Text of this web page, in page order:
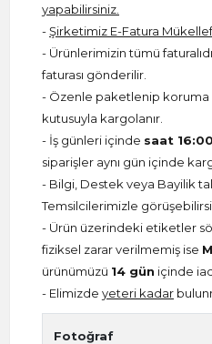
yapabilirsiniz.
-Şirketimiz E-Fatura
- Ürünlerimizin tümü
faturası gönderilir.
- Özenle paketlenip
kutusuyla kargolanır.
- İş günleri içinde saat
siparişler aynı gün içinde
- Bilgi, Destek veya Bayilik
Temsilcilerimizle
- Ürün üzerindeki etiketler
fiziksel zarar verilmemiş ise
ürünümüzü 14 gün içinde
- Elimizde yeteri kadar
Fotoğraf